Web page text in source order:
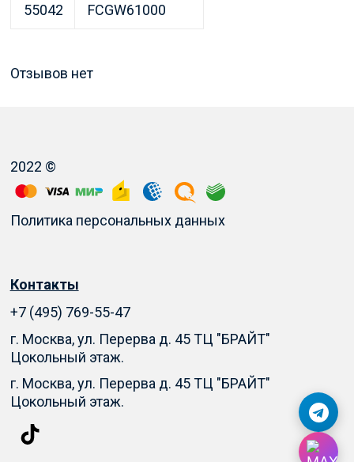
55042 FCGW61000
Отзывов нет
2022 ©
Политика персональных данных
Контакты
+7 (495) 769-55-47
г. Москва, ул. Перерва д. 45 ТЦ "БРАЙТ"
Цокольный этаж.
г. Москва, ул. Перерва д. 45 ТЦ "БРАЙТ"
Цокольный этаж.